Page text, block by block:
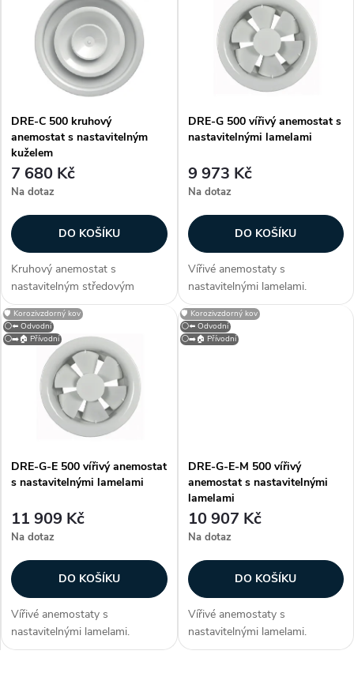
í
p
r
o
d
u
k
Nejprodávanější
Abecedně
s
p
r
o
d
u
ů
DRE-C 500 kruhový
anemostat s nastavitelným
kuželem
7 680 Kč
Na dotaz
DO KOŠÍKU
Kruhový anemostat s
nastavitelným středovým
kuželem. Anemostat lze dodat
také v provedení se čtvercovou
deskou určenou pro kazetové
stropy (typ S). Konstrukce
Anemostat je...
DRE-G 500 vířivý anemostat s
nastavitelnými lamelami
9 973 Kč
Na dotaz
DO KOŠÍKU
Vířivé anemostaty s
nastavitelnými lamelami.
Konstrukce Anemostaty jsou
vyrobeny z hliníku, lamely z
ocelového plechu. Anemostat
⚪⬅️ Odvodní
⚪➡️🏠 Přívodní
🛡️ Korozivzdorný kov
DRE-G-E 500 vířivý anemostat
s nastavitelnými lamelami
11 909 Kč
Na dotaz
DO KOŠÍKU
Vířivé anemostaty s
nastavitelnými lamelami.
Konstrukce Anemostaty jsou
⚪⬅️ Odvodní
⚪➡️🏠 Přívodní
🛡️ Korozivzdorný kov
DRE-G-E-M 500 vířivý
anemostat s nastavitelnými
lamelami
10 907 Kč
Na dotaz
DO KOŠÍKU
Vířivé anemostaty s
nastavitelnými lamelami.
Konstrukce Anemostaty jsou